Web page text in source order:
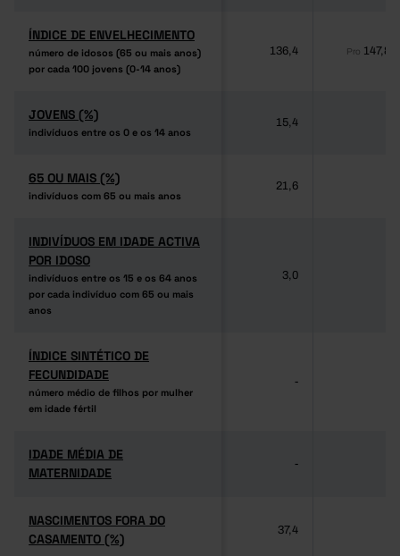
ÍNDICE DE ENVELHECIMENTO
número de idosos (65 ou mais anos)
por cada 100 jovens (0-14 anos)
ÍNDICE DE ENVELHECIMENTO
número de idosos (65 ou mais anos)
por cada 100 jovens (0-14 anos)
136,4 Pro 147,8
JOVENS (%)
indivíduos entre os 0 e os 14 anos
JOVENS (%)
indivíduos entre os 0 e os 14 anos
15,4
65 OU MAIS (%)
indivíduos com 65 ou mais anos
65 OU MAIS (%)
indivíduos com 65 ou mais anos
21,6
INDIVÍDUOS EM IDADE ACTIVA
POR IDOSO
indivíduos entre os 15 e os 64 anos
por cada indivíduo com 65 ou mais
anos
INDIVÍDUOS EM IDADE ACTIVA
POR IDOSO
indivíduos entre os 15 e os 64 anos
por cada indivíduo com 65 ou mais
anos
3,0
ÍNDICE SINTÉTICO DE
FECUNDIDADE
número médio de filhos por mulher
em idade fértil
ÍNDICE SINTÉTICO DE
FECUNDIDADE
número médio de filhos por mulher
em idade fértil
-
IDADE MÉDIA DE
MATERNIDADE
IDADE MÉDIA DE
MATERNIDADE
-
NASCIMENTOS FORA DO
CASAMENTO (%)
NASCIMENTOS FORA DO
CASAMENTO (%)
37,4